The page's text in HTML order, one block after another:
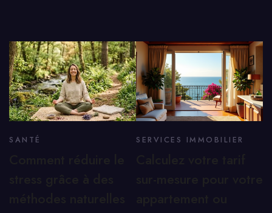
SANTÉ SERVICES IMMOBILIER